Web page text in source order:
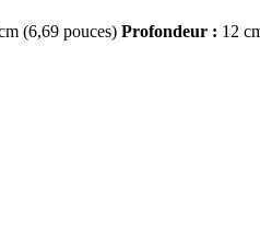
(6,69 pouces) Profondeur : 12